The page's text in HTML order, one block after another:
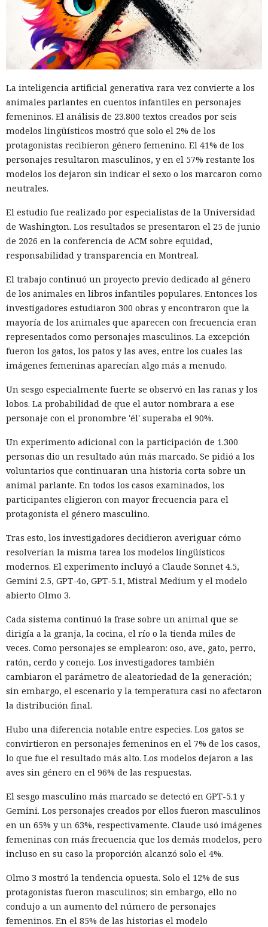
la plataforma en la nube Snowflake.
Muka, de 26 años, se declaró culpable de cargos de fraude
informático y telefónico, robo agravado de datos personales
y conspiración en un tribunal federal del estado de
pena máxima es de hasta 32 años de prisión.
Muka y sus cómplices utilizaron credenciales robadas para
acceder a cuentas de Snowflake y robaron información de al
menos 165 empresas. Entre las afectadas se encuentran
AT&T, Ticketmaster, Advance Auto Parts, Neiman Marcus,
Santander, LendingTree y uno de los distritos escolares más
grandes de Estados Unidos.
La magnitud de las filtraciones fue enorme: en el caso de
AT&T se trató de registros de llamadas y mensajes de más
de 100 millones de abonados, y el hackeo a Ticketmaster
afectó a alrededor de 560 millones de usuarios.
Según la investigación, los hackeos ocurrieron entre febrero
y octubre de 2024. Los atacantes accedieron a cuentas
bancarias, información financiera, números de registro de
la Administración para el Control de Drogas, licencias de
conducir, pasaportes y números de seguridad social.
Tras robar los datos, los hackers extorsionaban a las
empresas exigiendo dinero y amenazando con publicar lo
sustraído. El grupo obtuvo alrededor de 2,5 millones de
dólares en rescates; además, Muka chantajeó al menos a
una víctima de forma reiterada, utilizando datos de un
Otros 495.000 dólares los ganó Muka vendiendo parte de los
datos robados en foros de ciberdelincuencia como
BreachForums y XSS.is. La investigación estimó el perjuicio
total de las empresas afectadas en aproximadamente 9,5
millones de dólares.
Un agente especial del FBI, Mike Herrington, afirmó que las
acciones de Muka fueron deliberadas y depredadoras, y que
causaron un daño real tanto a las empresas como a
millones de sus clientes.
Tras la divulgación del incidente, Snowflake incorporó al
equipo de investigación la unidad Mandiant de Google, que
no detectó problemas en la seguridad de la propia
plataforma. Según Mandiant, los hackers utilizaron
credenciales aún vigentes que fueron robadas en 2020 y,
con ellas, accedieron a las cuentas de las empresas.
Los analistas señalaron que el grupo tenía base en
Norteamérica y colaboraba con otro participante desde
Turquía — John Erin Binns, a quien las autoridades turcas
detuvieron en 2024 acusado de estar vinculado a un hackeo
anterior al operador de telecomunicaciones T-Mobile. Antes
de ser detenido, Muka dijo a los periodistas que esperaba
A las víctimas de incidentes similares se les recomienda
cambiar sus credenciales a tiempo y no reutilizarlas, activar
la autenticación multifactor para los servicios en la nube y
vigilar la actividad de las cuentas por accesos desde
Una sola consulta dio acceso a
SYSTEM: convirtieron una base
de datos Oracle en base para un
ataque encubierto
La inteligencia artificial generativa rara vez convierte a los
animales parlantes en cuentos infantiles en personajes
femeninos. El análisis de 23.800 textos creados por seis
modelos lingüísticos mostró que solo el 2% de los
protagonistas recibieron género femenino. El 41% de los
personajes resultaron masculinos, y en el 57% restante los
modelos los dejaron sin indicar el sexo o los marcaron como
neutrales.
El estudio fue realizado por especialistas de la Universidad
de Washington. Los resultados se presentaron el 25 de junio
de 2026 en la conferencia de ACM sobre equidad,
responsabilidad y transparencia en Montreal.
El trabajo continuó un proyecto previo dedicado al género
de los animales en libros infantiles populares. Entonces los
investigadores estudiaron 300 obras y encontraron que la
mayoría de los animales que aparecen con frecuencia eran
representados como personajes masculinos. La excepción
fueron los gatos, los patos y las aves, entre los cuales las
imágenes femeninas aparecían algo más a menudo.
Un sesgo especialmente fuerte se observó en las ranas y los
lobos. La probabilidad de que el autor nombrara a ese
personaje con el pronombre 'él' superaba el 90%.
Un experimento adicional con la participación de 1.300
personas dio un resultado aún más marcado. Se pidió a los
voluntarios que continuaran una historia corta sobre un
animal parlante. En todos los casos examinados, los
participantes eligieron con mayor frecuencia para el
protagonista el género masculino.
Tras esto, los investigadores decidieron averiguar cómo
resolverían la misma tarea los modelos lingüísticos
modernos. El experimento incluyó a Claude Sonnet 4.5,
Gemini 2.5, GPT-4o, GPT-5.1, Mistral Medium y el modelo
abierto Olmo 3.
Cada sistema continuó la frase sobre un animal que se
dirigía a la granja, la cocina, el río o la tienda miles de
veces. Como personajes se emplearon: oso, ave, gato, perro,
ratón, cerdo y conejo. Los investigadores también
cambiaron el parámetro de aleatoriedad de la generación;
sin embargo, el escenario y la temperatura casi no afectaron
la distribución final.
Hubo una diferencia notable entre especies. Los gatos se
convirtieron en personajes femeninos en el 7% de los casos,
lo que fue el resultado más alto. Los modelos dejaron a las
aves sin género en el 96% de las respuestas.
El sesgo masculino más marcado se detectó en GPT-5.1 y
Gemini. Los personajes creados por ellos fueron masculinos
en un 65% y un 63%, respectivamente. Claude usó imágenes
femeninas con más frecuencia que los demás modelos, pero
incluso en su caso la proporción alcanzó solo el 4%.
Olmo 3 mostró la tendencia opuesta. Solo el 12% de sus
protagonistas fueron masculinos; sin embargo, ello no
condujo a un aumento del número de personajes
femeninos. En el 85% de las historias el modelo